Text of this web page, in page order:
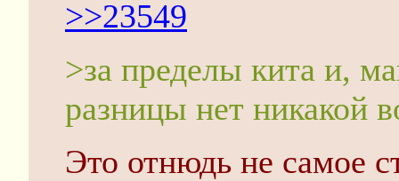
>>23549
>за пределы кита и,
разницы нет никакой
Это отнюдь не самое